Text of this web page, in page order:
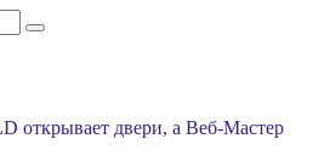
открывает двери, а Веб-Мастер